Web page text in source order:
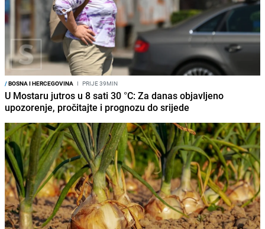
/BOSNA I HERCEGOVINA I PRIJE 39MIN
U Mostaru jutros u 8 sati 30 °C: Za danas objavljeno
upozorenje, pročitajte i prognozu do srijede